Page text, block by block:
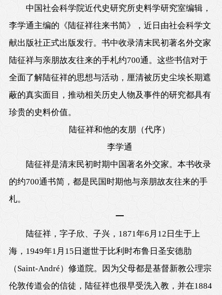
中国社会科学院近代史研究所史料学研究室编辑，
李学通主编的《陆征祥往来书简》，近日由社会科学文
献出版社正式出版发行。书中收录清末民初著名外交家
陆征祥与亲朋故友往来的手札约700通。这些书信对于
全面了解陆征祥的思想与活动，厘清被历史尘埃长期遮
蔽的真实面目，推动相关历史人物及事件的研究都具有
珍贵的史料价值。
陆征祥和他的友朋（代序）
李学通
陆征祥是清末民初时期中国著名外交家。本书收录
的约700通书简，都是民国时期他与亲朋故友往来的手
札。
一
陆征祥，字子欣、子兴，1871年6月12日生于上
海，1949年1月15日逝世于比利时布鲁日圣安德肋
（Saint-André）修道院。因为父母都是基督新教公理宗
伦敦传道会的信徒，陆征祥也很早受洗入教，并在1884